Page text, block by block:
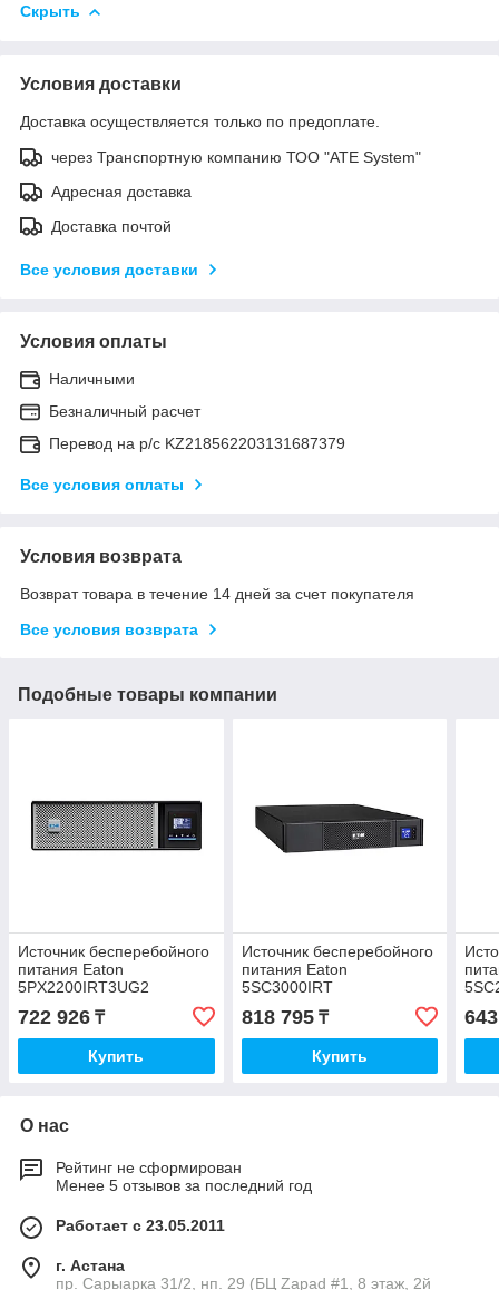
Скрыть
Условия доставки
Доставка осуществляется только по предоплате.
через Транспортную компанию ТОО "ATE System"
Адресная доставка
Доставка почтой
Все условия доставки
Условия оплаты
Наличными
Безналичный расчет
Перевод на р/с KZ218562203131687379
Все условия оплаты
Условия возврата
Возврат товара в течение 14 дней за счет покупателя
Все условия возврата
Подобные товары компании
Источник бесперебойного
питания Eaton
5PX2200IRT3UG2
722 926 ₸
Купить
Источник бесперебойного
питания Eaton
5SC3000IRT
818 795₸
Купить
О нас
Рейтинг не сформирован
Менее 5 отзывов за последний год
Работает с 23.05.2011
г. Астана
пр. Сарыарка 31/2, нп. 29 (БЦ Zapad #1, 8 этаж, 2й